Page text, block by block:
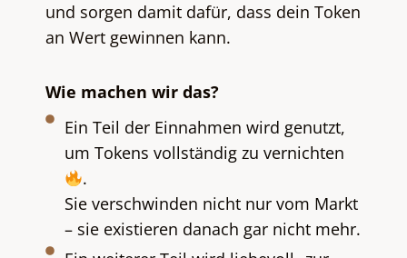
und sorgen damit dafür, dass dein Token
an Wert gewinnen kann.
Wie machen wir das?
Ein Teil der Einnahmen wird genutzt,
um Tokens vollständig zu vernichten
.
Sie verschwinden nicht nur vom Markt
– sie existieren danach gar nicht mehr.